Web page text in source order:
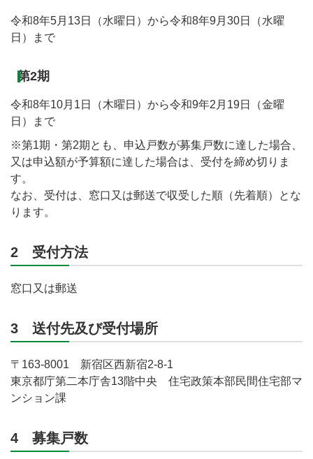
令和8年5月13日（水曜日）から令和8年9月30日（水曜
日）まで
第2期
令和8年10月1日（木曜日）から令和9年2月19日（金曜
日）まで
※第1期・第2期とも、申込戸数が募集戸数に達した場合、
又は申込額が予算額に達した場合は、受付を締め切りま
す。
なお、受付は、窓口又は郵送で収受した順（先着順）とな
ります。
2 受付方法
窓口又は郵送
3 送付先及び受付場所
〒163-8001 新宿区西新宿2-8-1
東京都庁第二本庁舎13階中央 住宅政策本部民間住宅部マ
ンション課
4 募集戸数